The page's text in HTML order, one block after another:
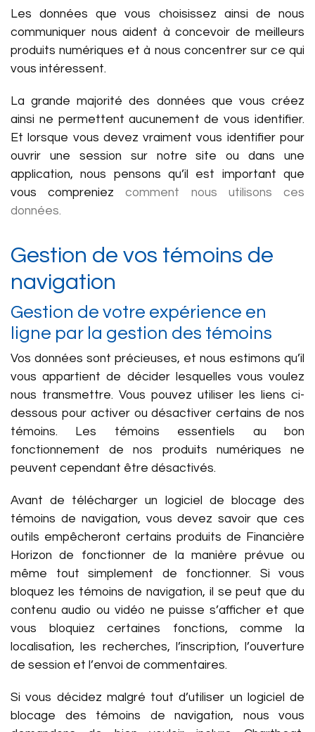
Les données que vous choisissez ainsi de nous
communiquer nous aident à concevoir de meilleurs
produits numériques et à nous concentrer sur ce qui
vous intéressent.
La grande majorité des données que vous créez
ainsi ne permettent aucunement de vous identifier.
Et lorsque vous devez vraiment vous identifier pour
ouvrir une session sur notre site ou dans une
application, nous pensons qu’il est important que
vous compreniezcomment nous utilisons ces
données.
Gestion de vos témoins de
navigation
Gestion de votre expérience en
ligne par la gestion des témoins
Vos données sont précieuses, et nous estimons qu’il
vous appartient de décider lesquelles vous voulez
nous transmettre. Vous pouvez utiliser les liens ci-
dessous pour activer ou désactiver certains de nos
témoins. Les témoins essentiels au bon
fonctionnement de nos produits numériques ne
peuvent cependant être désactivés.
Avant de télécharger un logiciel de blocage des
témoins de navigation, vous devez savoir que ces
outils empêcheront certains produits de Financière
Horizon de fonctionner de la manière prévue ou
même tout simplement de fonctionner. Si vous
bloquez les témoins de navigation, il se peut que du
contenu audio ou vidéo ne puisse s’afficher et que
vous bloquiez certaines fonctions, comme la
localisation, les recherches, l’inscription, l’ouverture
de session et l’envoi de commentaires.
Si vous décidez malgré tout d’utiliser un logiciel de
blocage des témoins de navigation, nous vous